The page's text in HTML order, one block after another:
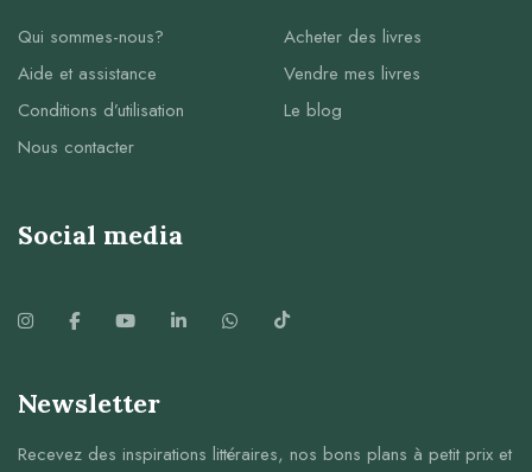
Qui sommes-nous?
Aide et assistance
Conditions d’utilisation
Nous contacter
Acheter des livres
Vendre mes livres
Le blog
Social media
Newsletter
Recevez des inspirations littéraires, nos bons plans à petit prix et